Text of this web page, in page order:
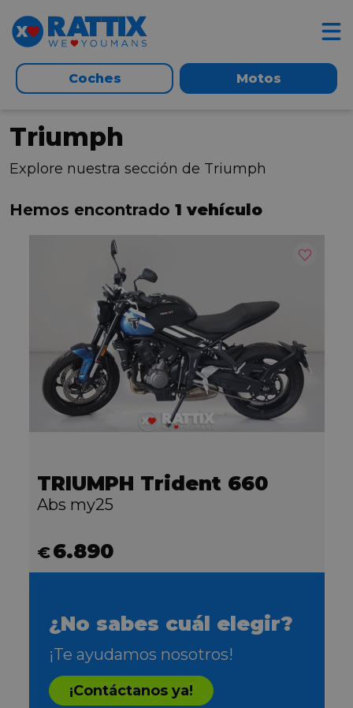
Coches Motos
Triumph
Explore nuestra sección de Triumph
Hemos encontrado 1 vehículo
TRIUMPH Trident 660
Abs my25
€6.890
¿No sabes cuál elegir?
¡Te ayudamos nosotros!
¡Contáctanos ya!